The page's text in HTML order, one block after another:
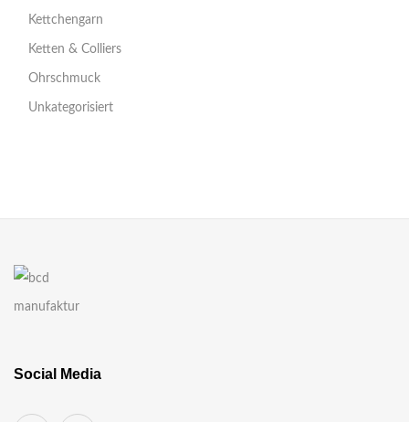
Kettchengarn
Ketten & Colliers
Ohrschmuck
Unkategorisiert
Social Media